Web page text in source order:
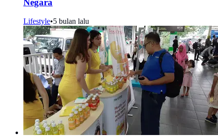
Negara
Lifestyle•5 bulan lalu